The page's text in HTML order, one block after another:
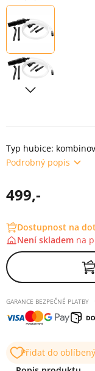
Typ hubice:
Podrobný popis
499,-
Dostupnost na
Není skladem na
GARANCE BEZPEČNÉ PLATBY
Přidat do